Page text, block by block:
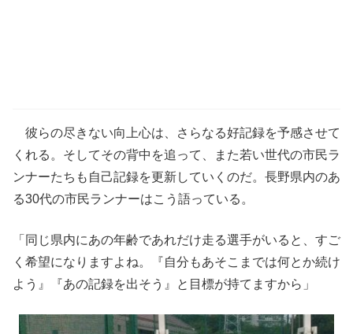
彼らの尽きない向上心は、さらなる好記録を予感させて
くれる。そしてその背中を追って、また若い世代の市民ラ
ンナーたちも自己記録を更新していくのだ。長野県内のあ
る30代の市民ランナーはこう語っている。
「同じ県内にあの年齢であれだけ走る選手がいると、すご
く希望になりますよね。『自分もあそこまでは何とか続け
よう』『あの記録を出そう』と目標が持てますから」